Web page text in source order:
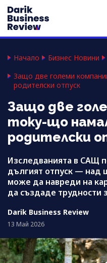
Начало Бизнес Новини
Защо две големи
родителски отпуск
Защо две
току-що
родителски
Изследванията в САЩ
дългият отпуск — над
може да навреди на
да създаде трудности
Darik Business Review
13 Май 2026